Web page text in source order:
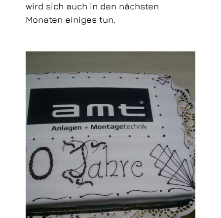
wird sich auch in den nächsten
Monaten einiges tun.